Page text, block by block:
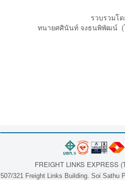
รวบรวมโ
ทนายศศินันท์ จงธนพิพัฒน์ (
FREIGHT LINKS EXPRESS
507/321 Freight Links Building. Soi Sathu